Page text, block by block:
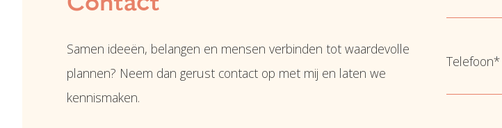
Samen ideeën, belangen en mensen verbinden tot waardevolle
plannen? Neem dan gerust contact op met mij en laten we
kennismaken.
Telefoon*